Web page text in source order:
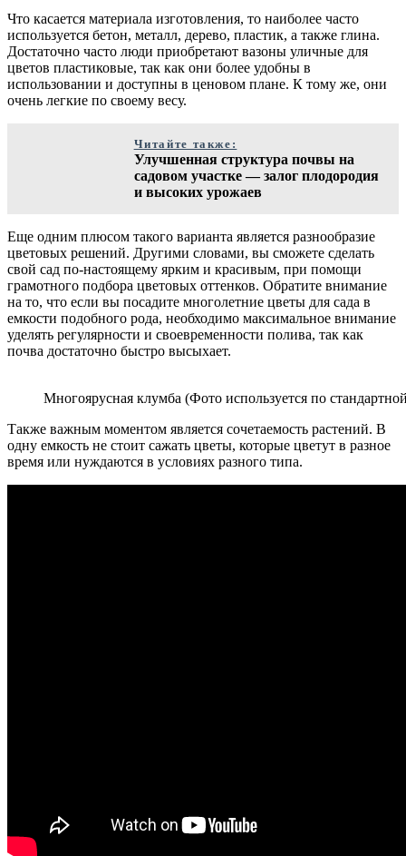
Что касается материала изготовления, то наиболее часто
используется бетон, металл, дерево, пластик, а также глина.
Достаточно часто люди приобретают вазоны уличные для
цветов пластиковые, так как они более удобны в
использовании и доступны в ценовом плане. К тому же, они
очень легкие по своему весу.
Читайте также:
Улучшенная структура почвы на
садовом участке — залог плодородия
и высоких урожаев
Еще одним плюсом такого варианта является разнообразие
цветовых решений. Другими словами, вы сможете сделать
свой сад по-настоящему ярким и красивым, при помощи
грамотного подбора цветовых оттенков. Обратите внимание
на то, что если вы посадите многолетние цветы для сада в
емкости подобного рода, необходимо максимальное внимание
уделять регулярности и своевременности полива, так как
почва достаточно быстро высыхает.
Многоярусная клумба (Фото используется по
Также важным моментом является сочетаемость растений. В
одну емкость не стоит сажать цветы, которые цветут в разное
время или нуждаются в условиях разного типа.